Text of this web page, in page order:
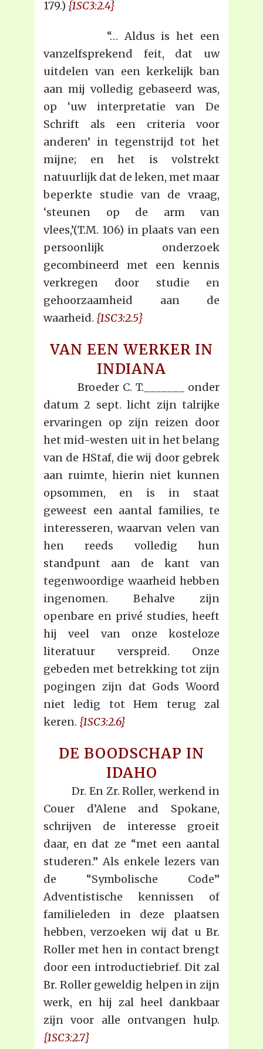
179.) {1SC3:2.4}
“… Aldus is het een
vanzelfsprekend feit, dat uw
uitdelen van een kerkelijk ban
aan mij volledig gebaseerd was,
op ‘uw interpretatie van De
Schrift als een criteria voor
anderen’ in tegenstrijd tot het
mijne; en het is volstrekt
natuurlijk dat de leken, met maar
beperkte studie van de vraag,
‘steunen op de arm van
vlees,’(T.M. 106) in plaats van een
persoonlijk onderzoek
gecombineerd met een kennis
verkregen door studie en
gehoorzaamheid aan de
waarheid. {1SC3:2.5}
VAN EEN WERKER IN
INDIANA
Broeder C. T._______ onder
datum 2 sept. licht zijn talrijke
ervaringen op zijn reizen door
het mid-westen uit in het belang
van de HStaf, die wij door gebrek
aan ruimte, hierin niet kunnen
opsommen, en is in staat
geweest een aantal families, te
interesseren, waarvan velen van
hen reeds volledig hun
standpunt aan de kant van
tegenwoordige waarheid hebben
ingenomen. Behalve zijn
openbare en privé studies, heeft
hij veel van onze kosteloze
literatuur verspreid. Onze
gebeden met betrekking tot zijn
pogingen zijn dat Gods Woord
niet ledig tot Hem terug zal
keren. {1SC3:2.6}
DE BOODSCHAP IN
IDAHO
Dr. En Zr. Roller, werkend in
Couer d’Alene and Spokane,
schrijven de interesse groeit
daar, en dat ze “met een aantal
studeren.” Als enkele lezers van
de “Symbolische Code”
Adventistische kennissen of
familieleden in deze plaatsen
hebben, verzoeken wij dat u Br.
Roller met hen in contact brengt
door een introductiebrief. Dit zal
Br. Roller geweldig helpen in zijn
werk, en hij zal heel dankbaar
zijn voor alle ontvangen hulp.
{1SC3:2.7}